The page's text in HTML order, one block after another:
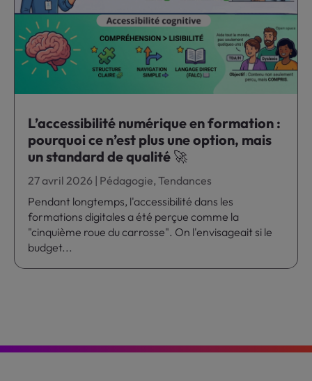
L’accessibilité numérique en formation :
pourquoi ce n’est plus une option, mais
un standard de qualité 🚀
27 avril 2026 | Pédagogie,Tendances
Pendant longtemps, l'accessibilité dans les
formations digitales a été perçue comme la
"cinquième roue du carrosse". On l'envisageait si le
budget...